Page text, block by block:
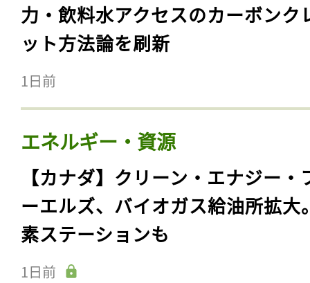
力・飲料水アクセスのカーボンク
ット方法論を刷新
1日前
エネルギー・資源
【カナダ】クリーン・エナジー・
ーエルズ、バイオガス給油所拡大
素ステーションも
1日前